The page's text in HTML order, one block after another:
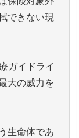
できない現
ガイドライ
大の威力を
生命体であ